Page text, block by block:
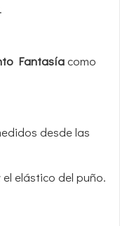
.
Fantasíacomo
desde las
elástico del puño.